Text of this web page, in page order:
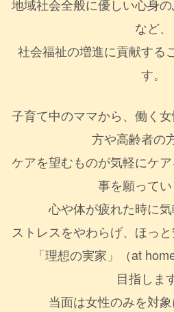
地域社会全般に優しい心身
など、
社会福祉の増進に貢献する
す。
子育て中のママから、働く
方や高齢者の
ケアを望むものが気軽にケ
事を願ってい
心や体が疲れた時に気
ストレスをやわらげ、ほっ
「理想の実家」（at
目指しま
当面は女性のみを対象